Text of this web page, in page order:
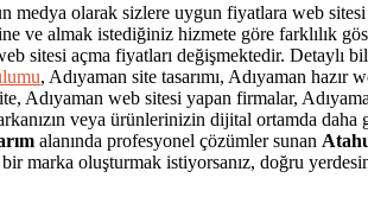
olarak sizlere uygun fiyatlara web
ve almak istediğiniz hizmete göre farklılık
sitesi açma fiyatları değişmektedir.
, Adıyaman site tasarımı, Adıyaman
Adıyaman web sitesi yapan firmalar,
veya ürünlerinizin dijital ortamda
alanında profesyonel çözümler sunan
oluşturmak istiyorsanız, doğru